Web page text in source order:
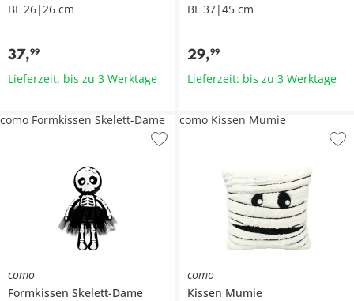
BL 26|26 cm
37,99
Lieferzeit: bis zu 3 Werktage
BL 37|45 cm
29,99
Lieferzeit: bis zu 3 Werktage
como
Formkissen Skelett-Dame
como Formkissen Skelett-Dame
como
Kissen Mumie
como Kissen Mumie